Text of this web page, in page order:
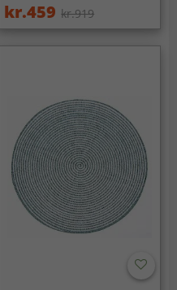
kr.459 kr.919